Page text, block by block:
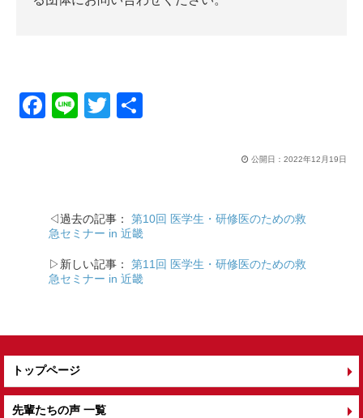
F
b
o
o
k
Li
T
公開日： 2022年12月19日
◁過去の記事： 第10回 医学生・研修医のための救
急セミナー in 近畿
▷新しい記事： 第11回 医学生・研修医のための救
急セミナー in 近畿
トップページ
先輩たちの声 一覧